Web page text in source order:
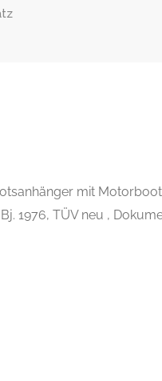
mit
1976, TÜV neu ,